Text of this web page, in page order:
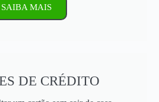
SAIBA MAIS
DE CRÉDITO